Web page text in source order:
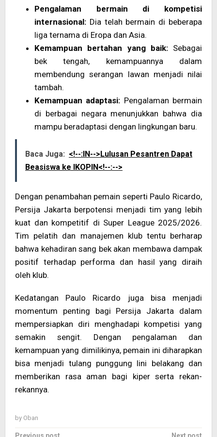
Pengalaman bermain di kompetisi
internasional: Dia telah bermain di beberapa
liga ternama di Eropa dan Asia.
Kemampuan bertahan yang baik:Sebagai
bek tengah, kemampuannya dalam
membendung serangan lawan menjadi nilai
tambah.
Kemampuan adaptasi: Pengalaman bermain
di berbagai negara menunjukkan bahwa dia
mampu beradaptasi dengan lingkungan baru.
Baca Juga: <!--:IN-->Lulusan Pesantren Dapat
Beasiswa ke IKOPIN<!--:-->
Dengan penambahan pemain seperti Paulo Ricardo,
Persija Jakarta berpotensi menjadi tim yang lebih
kuat dan kompetitif di Super League 2025/2026.
Tim pelatih dan manajemen klub tentu berharap
bahwa kehadiran sang bek akan membawa dampak
positif terhadap performa dan hasil yang diraih
oleh klub.
Kedatangan Paulo Ricardo juga bisa menjadi
momentum penting bagi Persija Jakarta dalam
mempersiapkan diri menghadapi kompetisi yang
semakin sengit. Dengan pengalaman dan
kemampuan yang dimilikinya, pemain ini diharapkan
bisa menjadi tulang punggung lini belakang dan
memberikan rasa aman bagi kiper serta rekan-
rekannya.
by Oban